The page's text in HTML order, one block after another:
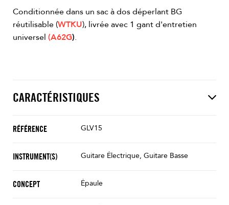
Conditionnée dans un sac à dos déperlant BG
réutilisable (WTKU), livrée avec 1 gant d'entretien
universel (A62G).
CARACTÉRISTIQUES
RÉFÉRENCE GLV15
INSTRUMENT(S) Guitare Électrique, Guitare Basse
CONCEPT Épaule